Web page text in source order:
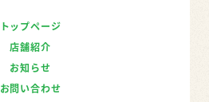
トップページ
店舗紹介
お知らせ
お問い合わせ